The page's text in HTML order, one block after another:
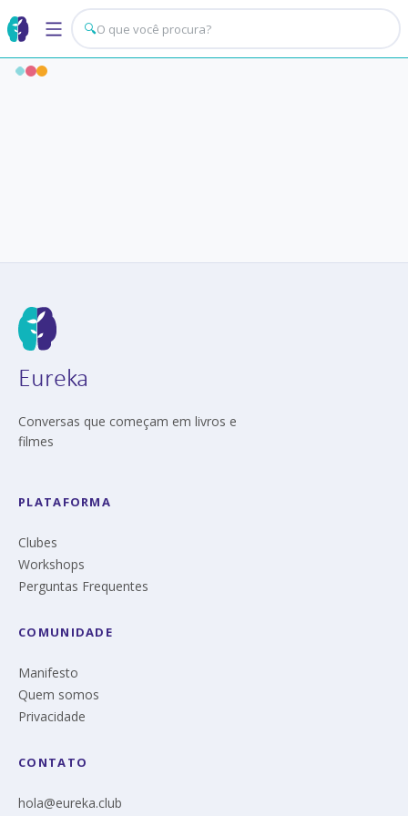
🔍
Eureka
Conversas que começam em livros e
filmes
PLATAFORMA
Clubes
Workshops
Perguntas Frequentes
COMUNIDADE
Manifesto
Quem somos
Privacidade
CONTATO
hola@eureka.club